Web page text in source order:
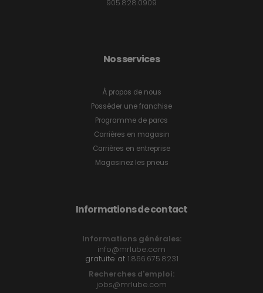
905.828.0909
Nos services
À propos de nous
Posséder une franchise
Programme de parcs
Carrières en magasin
Carrières en entreprise
Magasinez les pneus
Informations de contact
Informations générales:
info@mrlube.com
gratuite at 1.866.675.8231
Recherches d'emploi:
jobs@mrlube.com